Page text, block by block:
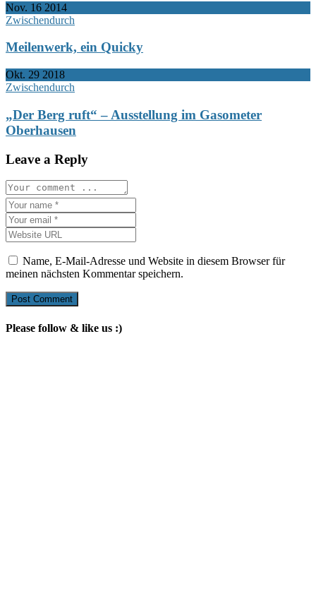
Nov. 16 2014
Zwischendurch
Meilenwerk, ein Quicky
Okt. 29 2018
Zwischendurch
„Der Berg ruft“ – Ausstellung im Gasometer
Oberhausen
Leave a Reply
Name, E-Mail-Adresse und Website in diesem Browser für
meinen nächsten Kommentar speichern.
Please follow & like us :)